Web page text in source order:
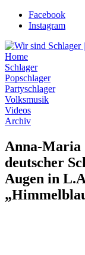
Zum
Inhalt
Facebook
Instagram
Home
Schlager
Popschlager
Partyschlager
Volksmusik
Videos
Archiv
Anna-Maria
deutscher
Augen in